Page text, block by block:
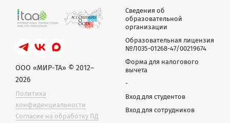
ООО «МИР-ТА» © 2012–
2026
Политика
конфиденциальности
Согласие на обработку ПД
Сведения об
образовательной
организации
Образовательная лицензия
№Л035-01268-47/00219674
Форма для налогового
вычета
-
Вход для студентов
Вход для сотрудников